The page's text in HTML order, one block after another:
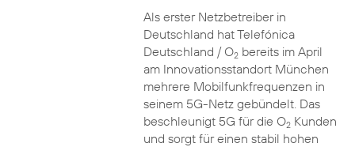
Als erster Netzbetreiber in
Deutschland hat Telefónica
Deutschland / O2bereits im April
am Innovationsstandort München
mehrere Mobilfunkfrequenzen in
seinem 5G-Netz gebündelt. Das
beschleunigt 5G für die O2Kunden
und sorgt für einen stabil hohen